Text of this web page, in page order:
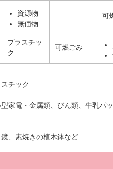
資源物
無価物
可
プラスチッ
ク
可燃ごみ
チック
家電・金属類、びん類、牛乳パ
、素焼きの植木鉢など